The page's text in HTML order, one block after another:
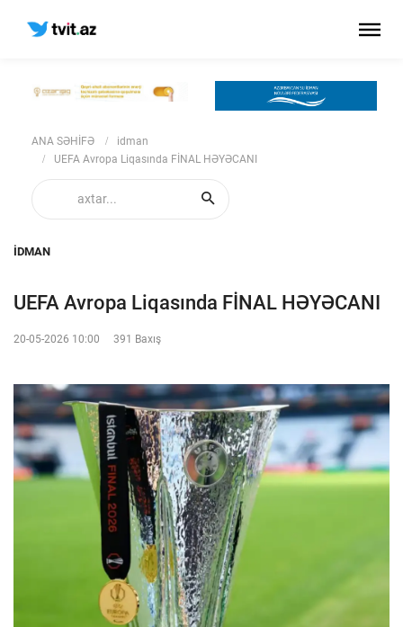
ANA SƏHİFƏ
idman
UEFA Avropa Liqasında FİNAL HƏYƏCANI
IDMAN
UEFA Avropa Liqasında FİNAL HƏYƏCANI
20-05-2026 10:00 391 Baxış